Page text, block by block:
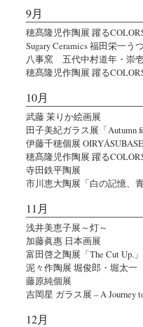
9月
穂髙隆児作陶展 躍る
Sugary Ceramics 福田栄一う
八事窯 五代中村道年・崇
穂髙隆児作陶展 躍る
10月
武藤 茉りか絵画展
田子美紀ガラス展「Autumn
伊藤千穂個展
穂髙隆児作陶展 躍る
寺田鉄平陶展
市川恵大陶展「白の記憶、
11月
浅井美恵子展～灯～
加藤眞惠 日本画展
富田啓之陶展「The Cut Up.」
泥々作陶展 堀俊郎・堀太一
藤原純個展
吉岡星 ガラス展 – A Journey
12月